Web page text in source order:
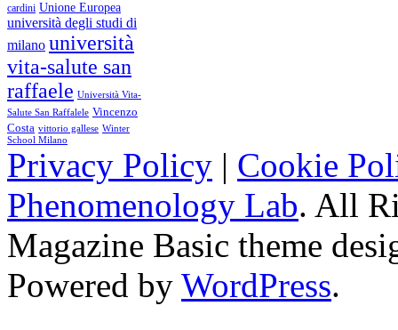
cardini Unione Europea
università degli studi di
milano università
vita-salute san
raffaele Università Vita-
Salute San Raffalele Vincenzo
Costa vittorio gallese Winter
School Milano
Privacy Policy | Cookie
Phenomenology Lab. All
Magazine Basic theme
Powered by WordPress.